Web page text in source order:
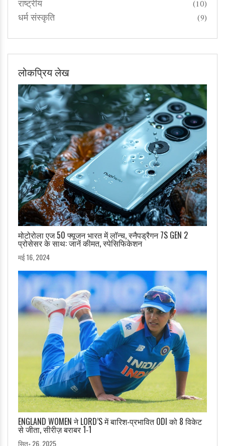
राष्ट्रीय (10)
धर्म संस्कृति (9)
लोकप्रिय लेख
मोटोरोला एज 50 फ्यूजन भारत में लॉन्च, स्नैपड्रैगन 7S GEN 2
प्रोसेसर के साथ: जानें कीमत, स्पेसिफिकेशन
मई 16, 2024
ENGLAND WOMEN ने LORD’S में बारिश‑प्रभावित ODI को 8 विकेट
से जीता, सीरीज़ बराबर 1‑1
सित॰ 26, 2025